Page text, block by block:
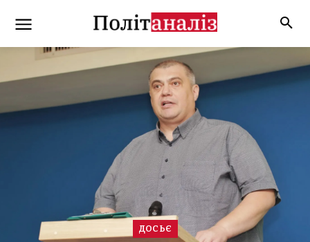
ДОСЬЄ